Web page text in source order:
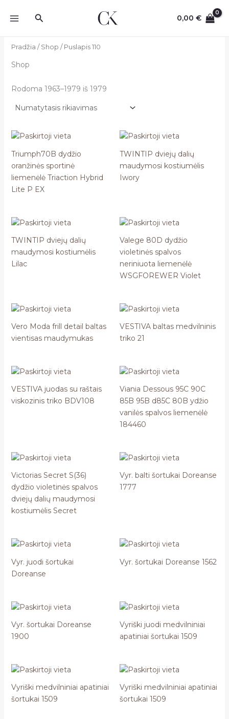
prie
Paieška 0,00€
Pradžia / Shop / Puslapis 110
Shop
Rodoma 1963–1979 iš 1979
Triumph70B dydžio
oranžinės sportinė
liemenėlė Triaction Hybrid
Lite P EX
TWINTIP dviejų dalių
maudymosi kostiumėlis
Iwory
TWINTIP dviejų dalių
maudymosi kostiumėlis
Lilac
Valege 80D dydžio
violetinės spalvos
neriniuota liemenėlė
WSGFOREWER Violet
Vero Moda frill detail baltas
vientisas maudymukas
VESTIVA baltas medvilninis
triko 21
VESTIVA juodas su raštais
viskozinis triko BDV108
Viania Dessous 95C 90C
85B 95B d85C 80B ydžio
vanilės spalvos liemenėlė
184460
Victorias Secret S(36)
dydžio violetinės spalvos
dviejų dalių maudymosi
kostiumėlis Secret
Vyr. balti šortukai Doreanse
1777
Vyr. juodi šortukai
Doreanse
Vyr. šortukai Doreanse 1562
Vyr. šortukai Doreanse
1900
Vyriški juodi medvilniniai
apatiniai šortukai 1509
Vyriški medvilniniai apatiniai
šortukai 1509
Vyriški medvilniniai apatiniai
šortukai 1509